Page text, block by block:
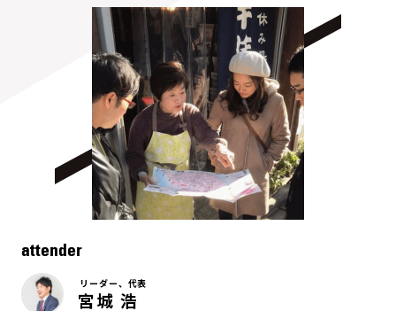
attender
リーダー、代表
宮城 浩